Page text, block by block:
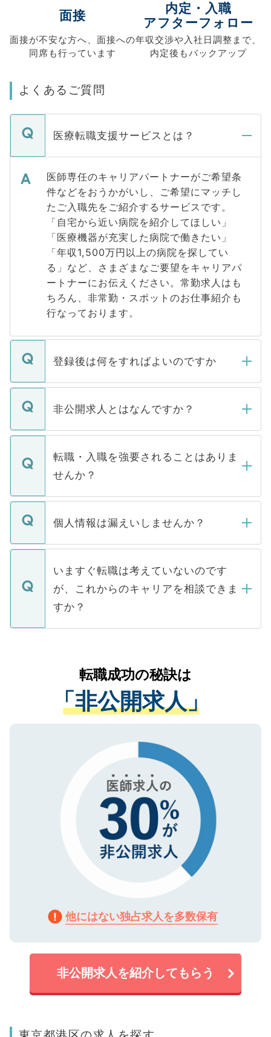
面接
面接が不安な方へ、 面接への
同席も行っています
内定・入職
アフターフォロー
年収交渉や入社日調整まで、
内定後もバックアップ
よくあるご質問
医療転職支援サービスとは？
医師専任のキャリアパートナーがご希望条
件などをおうかがいし、ご希望にマッチし
たご入職先をご紹介するサービスです。
「自宅から近い病院を紹介してほしい」
「医療機器が充実した病院で働きたい」
「年収1,500万円以上の病院を探してい
る」など、さまざまなご要望をキャリアパ
ートナーにお伝えください。常勤求人はも
ちろん、非常勤・スポットのお仕事紹介も
行なっております。
登録後は何をすればよいのですか
ご登録いただきましたら、弊社担当者がご
登録内容を確認し、その後メールもしくは
ます。通常、5営業日以内にはご連絡をせて
いただきますので、しばらくお待ちくださ
非公開求人とはなんですか？
マイナビDOCTORで取り扱っている求人の
うち約3割は、Webサイトからご覧いただ
けない「非公開求人」です。非公開求人は
下記の理由によって、一般には公開してい
ません。
■応募殺到を避けるため 人気のある医療機
関を公にしてしまうと、応募が殺到する場
に、医療機関が求める条件に合った人材の
みを人材紹介会社に依頼するケースが増え
ています。
転職・入職を強要されることはありま
せんか？
転職・入職を強要することは一切ありませ
ん。また、仮に応募先から内定をいただい
定を承諾する必要はありません。内定先へ
の辞退の連絡はキャリアパートナーが行い
個人情報は漏えいしませんか？
個人情報が漏えいすることはありませんの
で、ご安心ください。当サイトからの登録
などで収集したご登録者様の個人情報は、
ご本人のキャリアアップおよび転職活動の
支援を目的に使用いたします。お預かりし
ているすべての個人データはご本人の許可
は、個人情報の取り扱いについての厳密な
管理基準を満たした事業者のみに付与され
る、プライバシーマークを取得済みです。
で、機密保持に関してもご安心ください。
いますぐ転職は考えていないのです
が、これからのキャリアを相談できま
すか？
かがいして、現在の医療機関の状況や紹介
経験をまじえながら、適切なアドバイスを
させていただきます。すぐにご転職をされ
ない方には、長期的なサポートが可能です
ので、まずはご登録ください。
転職成功の秘訣は
「非公開求人」
他にはない独占求人を多数保有
非公開求人を紹介してもらう